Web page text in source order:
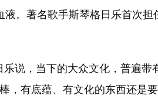
著名歌手斯琴格日乐首次担
，当下的大众文化，普遍带
，有底蕴、有文化的东西还是